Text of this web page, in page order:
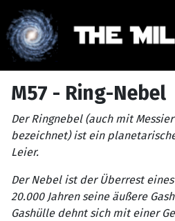
M57 - Ring-Nebel
Der Ringnebel (auch mit Messier
bezeichnet) ist ein
Leier.
Der Nebel ist der Überrest
20.000 Jahren seine äußere
Gashülle dehnt sich mit einer